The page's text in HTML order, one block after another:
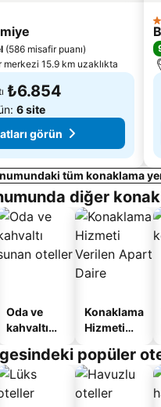
Palazzo
day Cruise
Μedieval
(586 misafir puanı)
merkezi 15.9 km uzaklıkta
₺6.854
6 site
görün
tüm konaklama
diğer
Oda ve
kahvaltı
oteller
Konaklama
Hizmeti
Apart
Daire
popüler